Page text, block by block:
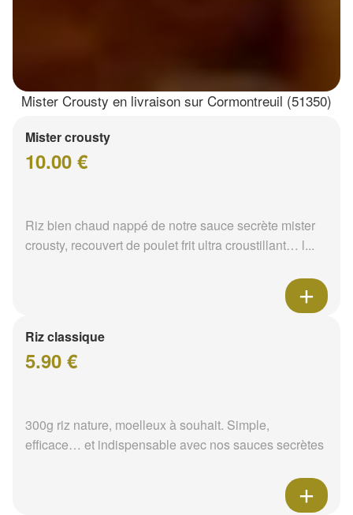
Mister Crousty en livraison sur Cormontreuil (51350)
Mister crousty
10.00 €
Riz bien chaud nappé de notre sauce secrète mister
crousty, recouvert de poulet frit ultra croustillant… l...
Riz classique
5.90 €
300g riz nature, moelleux à souhait. Simple,
efficace… et indispensable avec nos sauces secrètes